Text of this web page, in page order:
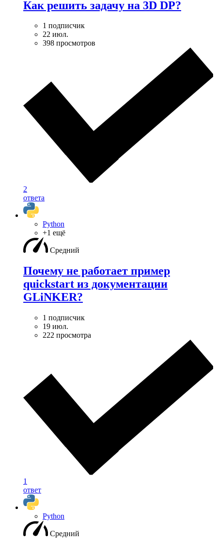
Как решить задачу на 3D DP?
1 подписчик
22 июл.
398 просмотров
2
ответа
Python
+1 ещё
Средний
Почему не работает пример
quickstart из документации
GLiNKER?
1 подписчик
19 июл.
222 просмотра
1
ответ
Python
Средний